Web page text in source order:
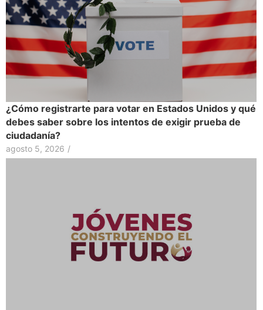
¿Cómo registrarte para votar en Estados Unidos y qué
debes saber sobre los intentos de exigir prueba de
ciudadanía?
agosto 5, 2026 /